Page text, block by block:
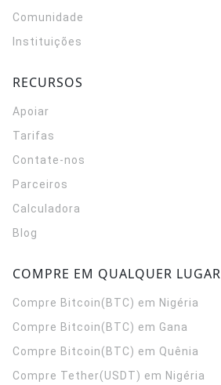
Comunidade
Instituições
RECURSOS
Apoiar
Tarifas
Contate-nos
Parceiros
Calculadora
Blog
COMPRE EM QUALQUER LUGAR
Compre Bitcoin(BTC) em Nigéria
Compre Bitcoin(BTC) em Gana
Compre Bitcoin(BTC) em Quênia
Compre Tether(USDT) em Nigéria